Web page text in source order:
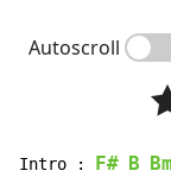
Autoscroll
Intro : F# B Bm